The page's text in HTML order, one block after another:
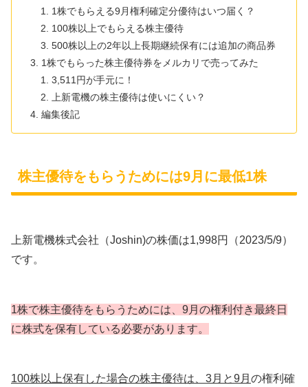
1株でもらえる9月権利確定分優待はいつ届く？
100株以上でもらえる株主優待
500株以上の2年以上長期継続保有には追加の商品券
1株でもらった株主優待券をメルカリで売ってみた
3,511円が手元に！
上新電機の株主優待は使いにくい？
編集後記
株主優待をもらうためには9月に最低1株
上新電機株式会社（Joshin)の株価は1,998円（2023/5/9）
です。
1株で株主優待をもらうためには、9月の権利付き最終日
に株式を保有している必要があります。
100株以上保有した場合の株主優待は、3月と9月 の権利確